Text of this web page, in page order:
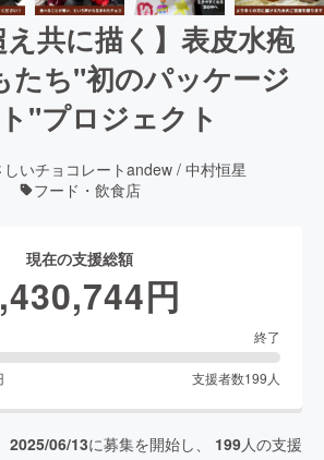
え共に描く】表皮水疱
たち"初のパッケージ
"プロジェクト
いチョコレートandew / 中村恒星
フード・飲食店
現在の支援総額
円
終了
支援者数199 人
2025/06/13に募集を開始し、 199人の支援